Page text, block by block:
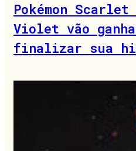
Pokémon Scarlet
Violet vão
finalizar sua